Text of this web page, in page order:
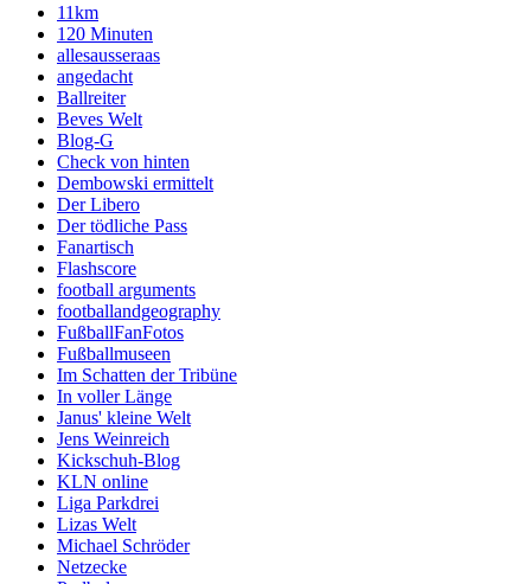
11km
120 Minuten
allesausseraas
angedacht
Ballreiter
Beves Welt
Blog-G
Check von hinten
Dembowski ermittelt
Der Libero
Der tödliche Pass
Fanartisch
Flashscore
football arguments
footballandgeography
FußballFanFotos
Fußballmuseen
Im Schatten der Tribüne
In voller Länge
Janus' kleine Welt
Jens Weinreich
Kickschuh-Blog
KLN online
Liga Parkdrei
Lizas Welt
Michael Schröder
Netzecke